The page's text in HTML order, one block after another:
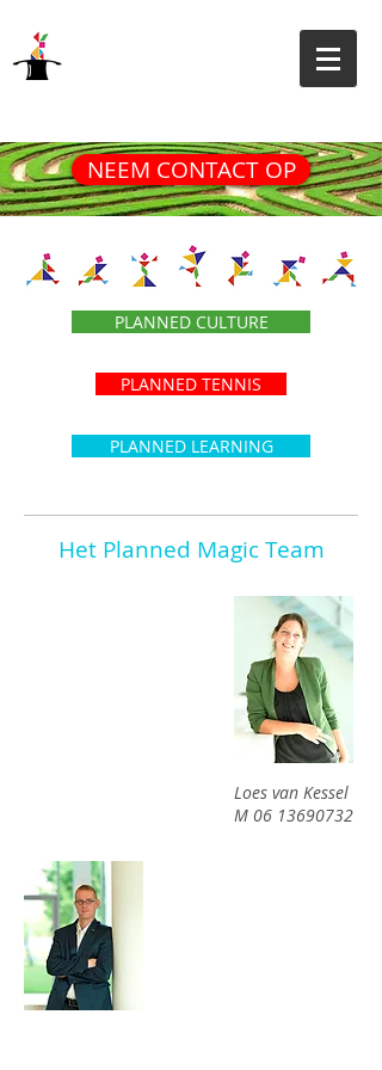
NEEM CONTACT OP
PLANNED CULTURE
PLANNED TENNIS
PLANNED LEARNING
Het Planned Magic Team
Loes van Kessel
M 06 13690732